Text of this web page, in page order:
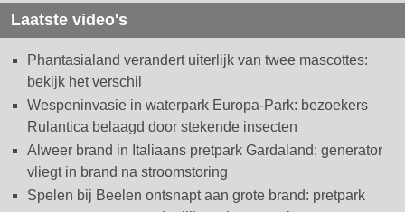
Laatste video's
Phantasialand verandert uiterlijk van twee mascottes:
bekijk het verschil
Wespeninvasie in waterpark Europa-Park: bezoekers
Rulantica belaagd door stekende insecten
Alweer brand in Italiaans pretpark Gardaland: generator
vliegt in brand na stroomstoring
Spelen bij Beelen ontsnapt aan grote brand: pretpark